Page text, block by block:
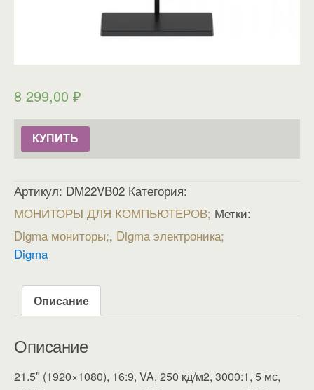
8 299,00 ₽
КУПИТЬ
Артикул: DM22VB02 Категория:
МОНИТОРЫ ДЛЯ КОМПЬЮТЕРОВ Метки:
Digma мониторы , Digma электроника
Digma
Описание
Описание
21.5″ (1920×1080), 16:9, VA, 250 кд/м2, 3000:1, 5 мс,